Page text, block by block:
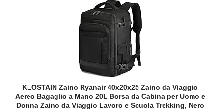
KLOSTAIN Zaino Ryanair 40x20x25 Zaino da Viaggio
Aereo Bagaglio a Mano 20L Borsa da Cabina per Uomo e
Donna Zaino da Viaggio Lavoro e Scuola Trekking, Nero